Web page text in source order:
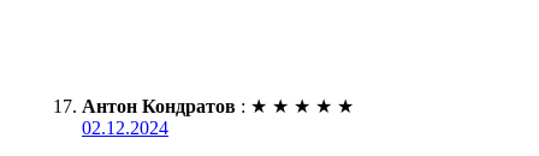
Антон Кондратов : ★ ★ ★ ★ ★
02.12.2024